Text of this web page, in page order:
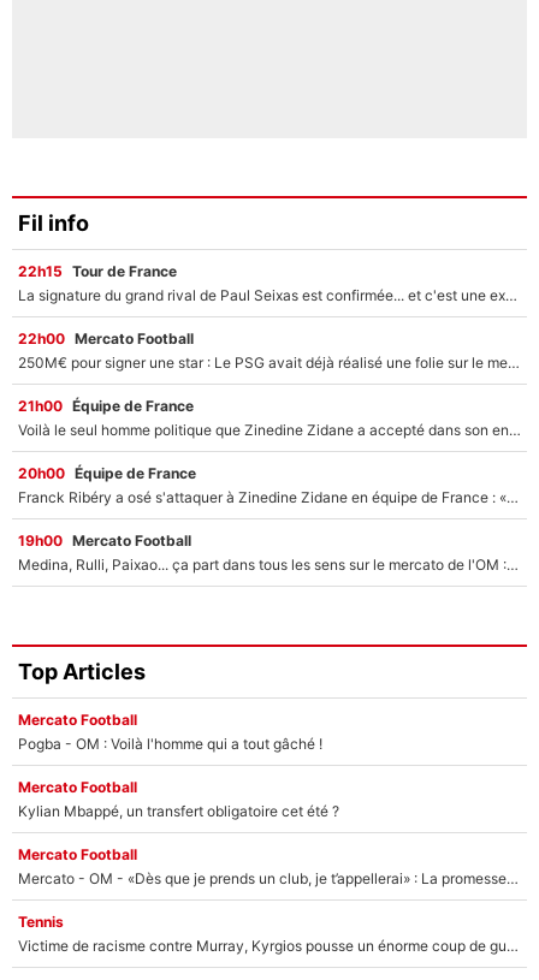
Fil info
22h15 Tour de France
La signature du grand rival de Paul Seixas est confirmée... et c'est une excellente nouvelle pour l'équipe Decathlon-CMA CGM !
22h00 Mercato Football
250M€ pour signer une star : Le PSG avait déjà réalisé une folie sur le mercato bien avant Neymar !
21h00 Équipe de France
Voilà le seul homme politique que Zinedine Zidane a accepté dans son entourage : «Je garde un très bon souvenir de lui»
20h00 Équipe de France
Franck Ribéry a osé s'attaquer à Zinedine Zidane en équipe de France : «Je n'aurais jamais fait ça»
19h00 Mercato Football
Medina, Rulli, Paixao... ça part dans tous les sens sur le mercato de l'OM : Frank McCourt va enfin récupérer l'argent qu'il attend ?
Top Articles
Mercato Football
Pogba - OM : Voilà l'homme qui a tout gâché !
Mercato Football
Kylian Mbappé, un transfert obligatoire cet été ?
Mercato Football
Mercato - OM - «Dès que je prends un club, je t’appellerai» : La promesse de Marcelino au moment de claquer la porte
Tennis
Victime de racisme contre Murray, Kyrgios pousse un énorme coup de gueule !